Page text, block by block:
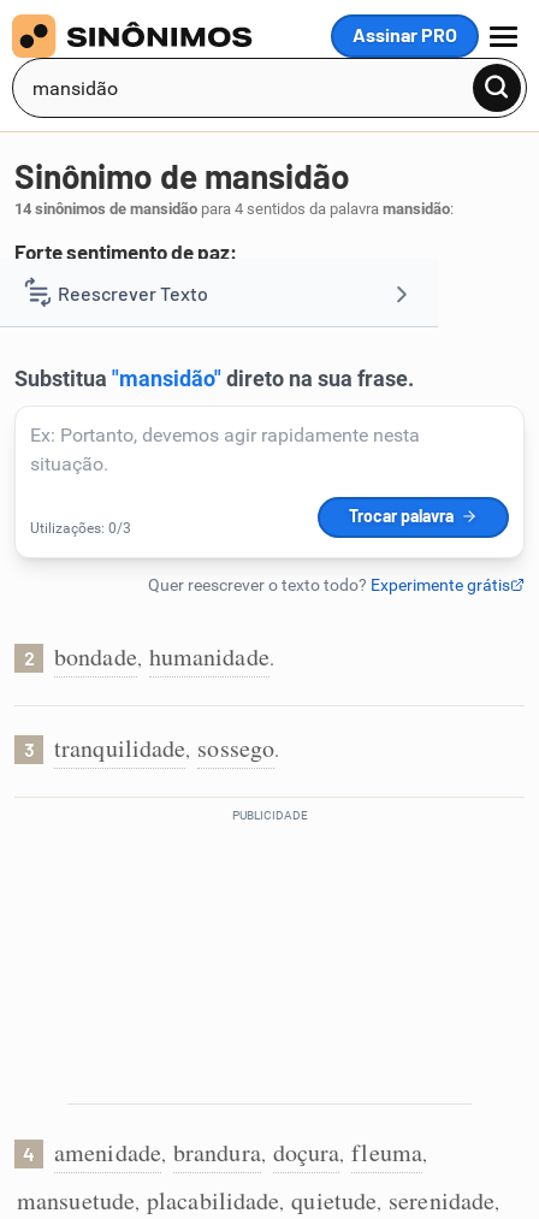
Assinar PRO
MENU
Reescrever Texto
Corrigir Texto
Humanizador de IA
Conexões
Sinônimo de mansidão
14 sinônimos de mansidão para 4 sentidos da palavra mansidão:
Forte sentimento de paz:
1 nirvana.
2 bondade, humanidade.
3 tranquilidade, sossego.
4 amenidade, brandura, doçura, fleuma,
mansuetude, placabilidade, quietude, serenidade,